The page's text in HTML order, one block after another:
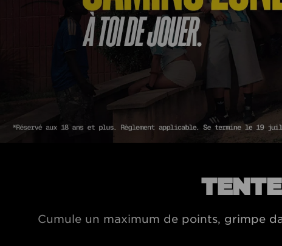
Cumule un maximum de points, grimpe